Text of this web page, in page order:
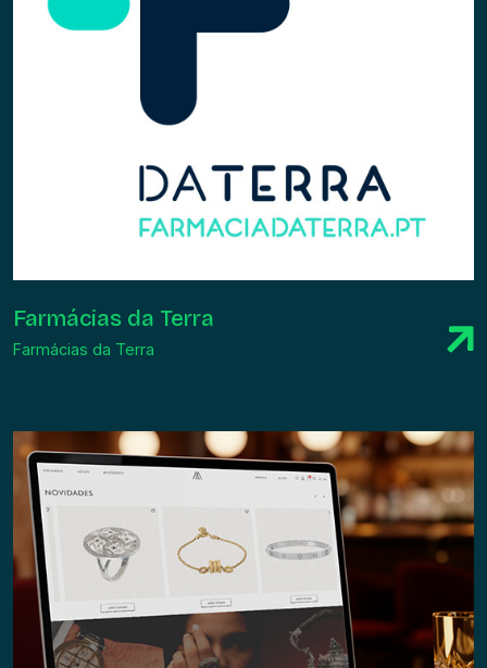
Farmácias da Terra
Farmácias da Terra